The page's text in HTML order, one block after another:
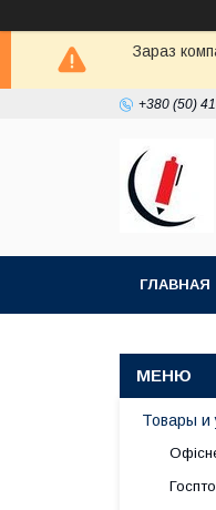
Зараз
+380 (50)
ГЛАВНАЯ
Товары и